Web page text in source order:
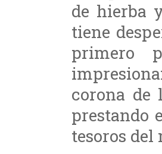
de hierba
tiene
primero
corona de
prestando
tesoros